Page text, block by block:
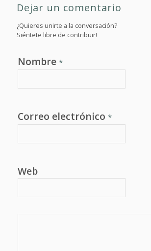
Dejar un comentario
¿Quieres unirte a la conversación?
Siéntete libre de contribuir!
Nombre *
Correo electrónico *
Web